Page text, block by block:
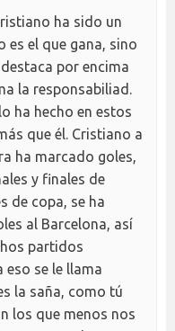
ha sido un
es el que gana, sino
por encima
la responsabiliad.
ha hecho en estos
que él. Cristiano a
ha marcado goles,
y finales de
de copa, se ha
al Barcelona, así
partidos
eso se le llama
la saña, como tú
los que menos nos